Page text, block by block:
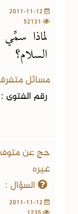
لماذا
السلام؟
مسائل
رقم الفتوى :
حج عن
غيره
السؤال :